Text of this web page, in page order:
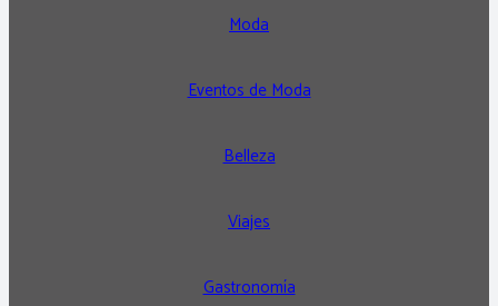
Moda
Eventos de Moda
Belleza
Viajes
Gastronomía